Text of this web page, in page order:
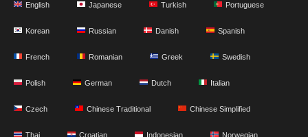
English Japanese Turkish Portuguese
Korean Russian Danish Spanish
French Romanian Greek Swedish
Polish German Dutch Italian
Czech Chinese Traditional Chinese Simplified
Thai Croatian Indonesian Norwegian